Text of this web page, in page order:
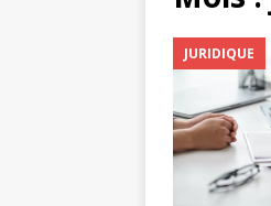
JURIDIQUE